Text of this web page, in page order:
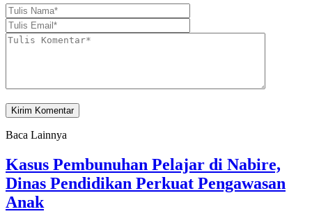
Baca Lainnya
Kasus Pembunuhan Pelajar di Nabire,
Dinas Pendidikan Perkuat Pengawasan
Anak